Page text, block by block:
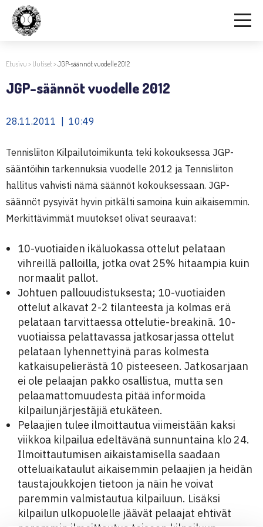
Etusivu > Uutiset>JGP-säännöt vuodelle 2012
JGP-säännöt vuodelle 2012
28.11.2011 | 10:49
Tennisliiton Kilpailutoimikunta teki kokouksessa JGP-
sääntöihin tarkennuksia vuodelle 2012 ja Tennisliiton
hallitus vahvisti nämä säännöt kokouksessaan. JGP-
säännöt pysyivät hyvin pitkälti samoina kuin aikaisemmin.
Merkittävimmät muutokset olivat seuraavat:
10-vuotiaiden ikäluokassa ottelut pelataan
vihreillä palloilla, jotka ovat 25% hitaampia kuin
normaalit pallot.
Johtuen pallouudistuksesta; 10-vuotiaiden
ottelut alkavat 2-2 tilanteesta ja kolmas erä
pelataan tarvittaessa ottelutie-breakinä. 10-
vuotiaissa pelattavassa jatkosarjassa ottelut
pelataan lyhennettyinä paras kolmesta
katkaisupelierästä 10 pisteeseen. Jatkosarjaan
ei ole pelaajan pakko osallistua, mutta sen
pelaamattomuudesta pitää informoida
kilpailunjärjestäjiä etukäteen.
Pelaajien tulee ilmoittautua viimeistään kaksi
viikkoa kilpailua edeltävänä sunnuntaina klo 24.
Ilmoittautumisen aikaistamisella saadaan
otteluaikataulut aikaisemmin pelaajien ja heidän
taustajoukkojen tietoon ja näin he voivat
paremmin valmistautua kilpailuun. Lisäksi
kilpailun ulkopuolelle jäävät pelaajat ehtivät